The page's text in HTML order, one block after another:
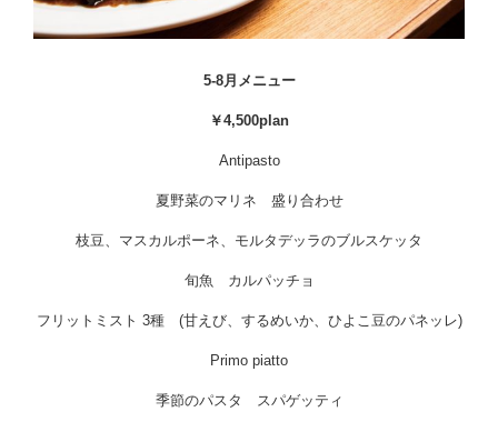
5-8月メニュー
￥4,500plan
Antipasto
夏野菜のマリネ 盛り合わせ
枝豆、マスカルポーネ、モルタデッラのブルスケッタ
旬魚 カルパッチョ
フリットミスト 3種 (甘えび、するめいか、ひよこ豆のパネッレ)
Primo piatto
季節のパスタ スパゲッティ